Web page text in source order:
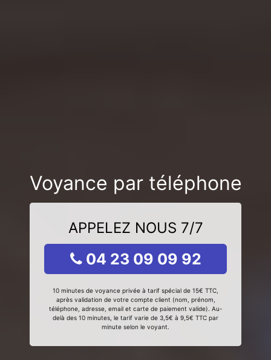
Voyance par téléphone
APPELEZ NOUS 7/7
04 23 09 09 92
10 minutes de voyance privée à tarif spécial de 15€ TTC,
après validation de votre compte client (nom, prénom,
téléphone, adresse, email et carte de paiement valide). Au-
delà des 10 minutes, le tarif varie de 3,5€ à 9,5€ TTC par
minute selon le voyant.